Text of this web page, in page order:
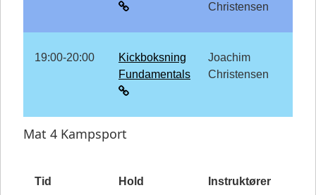
Christensen
19:00-20:00
Kickboksning
Fundamentals
Joachim
Christensen
Mat 4 Kampsport
Tid Hold Instruktører